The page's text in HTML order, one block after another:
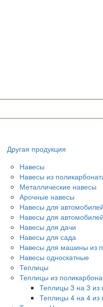
Другая продукция
Навесы
Навесы из
Металлические навесы
Арочные навесы
Навесы для
Навесы для автомобилей
Навесы для дачи
Навесы для сада
Навесы для машины из
Навесы односкатные
Теплицы
Теплицы из
Теплицы 3 на 3 из
Теплицы 4 на 4 из